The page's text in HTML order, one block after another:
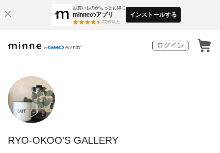
お買いものがもっとお得に
minneのアプリ
3万件以上
インストールする
ログイン
RYO-OKOO'S GALLERY